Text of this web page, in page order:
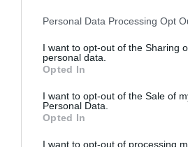
Please note that this website/app
not limited to your visit or usage
grant or deny consent to Google and
use your data for below specified
consent section.
Personal Data Processing Opt
I want to opt-out of the Sharing
personal data.
Opted In
I want to opt-out of the Sale of
Personal Data.
Opted In
I want to opt-out of processing